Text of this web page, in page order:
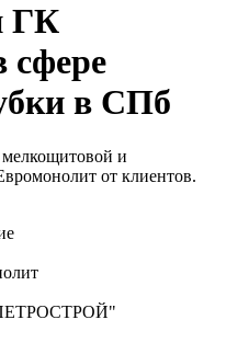
ГК
сфере
в СПб
мелкощитовой и
от клиентов.